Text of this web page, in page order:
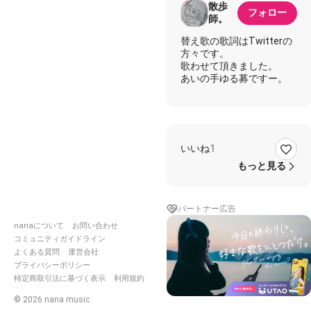
nanaについて
お問い合わせ
コミュニティガイドライン
よくある質問
運営会社
プライバシーポリシー
特定商取引法に基づく表示
利用規約
© 2026 nana music
散歩
師。
フォロー
替え歌の歌詞はTwitterの
方々です。
歌わせて頂きました。
あいの手ゆる募ですー。
いいね1
もっと見る
パートナー広告